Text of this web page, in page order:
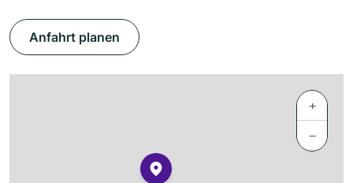
Anfahrt planen
+
−